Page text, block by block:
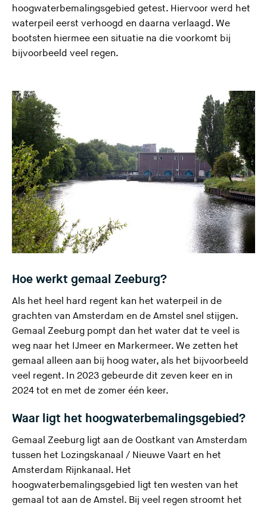
hoogwaterbemalingsgebied getest. Hiervoor werd het
waterpeil eerst verhoogd en daarna verlaagd. We
bootsten hiermee een situatie na die voorkomt bij
bijvoorbeeld veel regen.
Hoe werkt gemaal Zeeburg?
Als het heel hard regent kan het waterpeil in de
grachten van Amsterdam en de Amstel snel stijgen.
Gemaal Zeeburg pompt dan het water dat te veel is
weg naar het IJmeer en Markermeer. We zetten het
gemaal alleen aan bij hoog water, als het bijvoorbeeld
veel regent. In 2023 gebeurde dit zeven keer en in
2024 tot en met de zomer één keer.
Waar ligt het hoogwaterbemalingsgebied?
Gemaal Zeeburg ligt aan de Oostkant van Amsterdam
tussen het Lozingskanaal / Nieuwe Vaart en het
Amsterdam Rijnkanaal. Het
hoogwaterbemalingsgebied ligt ten westen van het
gemaal tot aan de Amstel. Bij veel regen stroomt het